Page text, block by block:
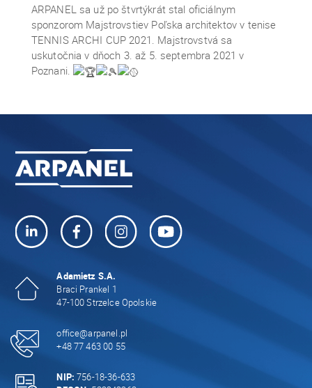
ARPANEL sa už po štvrtýkrát stal oficiálnym
sponzorom Majstrovstiev Poľska architektov v tenise
TENNIS ARCHI CUP 2021. Majstrovstvá sa
uskutočnia v dňoch 3. až 5. septembra 2021 v
Poznani.
Adamietz S.A.
Braci Prankel 1
47-100 Strzelce Opolskie
office@arpanel.pl
+48 77 463 00 55
NIP: 756-18-36-633